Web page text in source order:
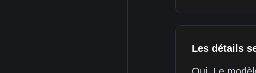
Les détails